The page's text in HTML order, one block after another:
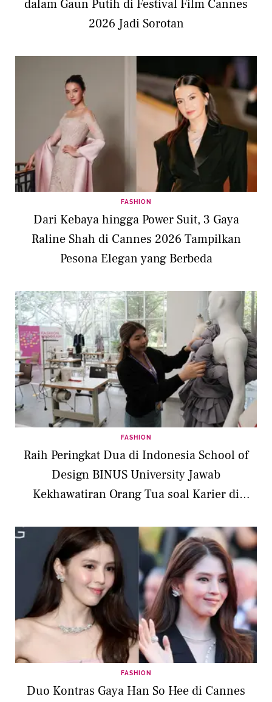
dalam Gaun Putih di Festival Film Cannes
2026 Jadi Sorotan
FASHION
Dari Kebaya hingga Power Suit, 3 Gaya
Raline Shah di Cannes 2026 Tampilkan
Pesona Elegan yang Berbeda
FASHION
Raih Peringkat Dua di Indonesia School of
Design BINUS University Jawab
Kekhawatiran Orang Tua soal Karier di
FASHION
Duo Kontras Gaya Han So Hee di Cannes